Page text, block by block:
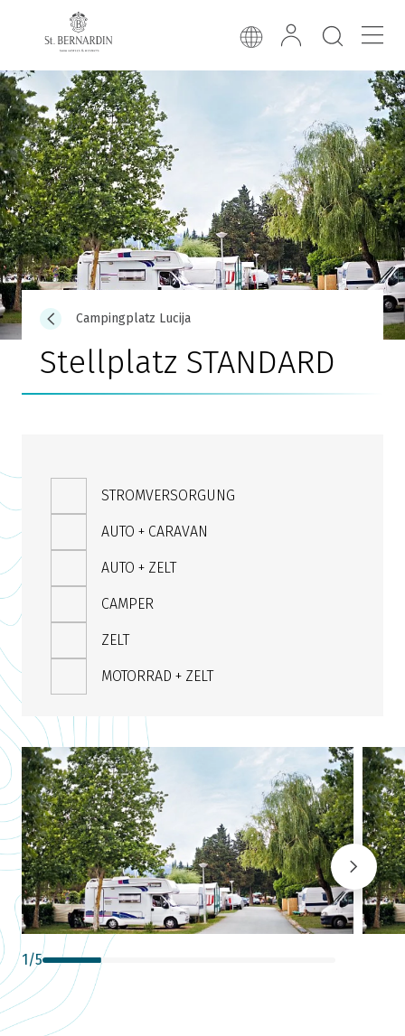
Campingplatz Lucija
Stellplatz STANDARD
STROMVERSORGUNG
AUTO + CARAVAN
AUTO + ZELT
CAMPER
ZELT
MOTORRAD + ZELT
1/5